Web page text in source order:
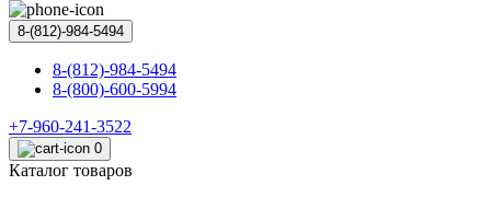
8-(812)-984-5494
8-(812)-984-5494
8-(800)-600-5994
+7-960-241-3522
0
Каталог товаров